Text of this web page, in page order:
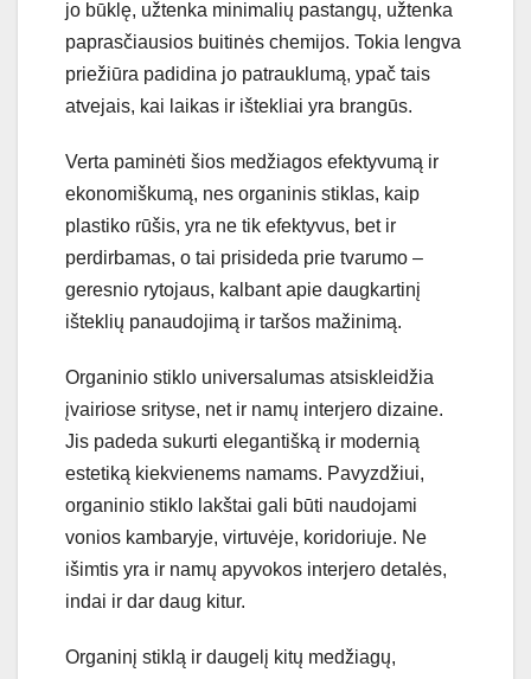
jo būklę, užtenka minimalių pastangų, užtenka
paprasčiausios buitinės chemijos. Tokia lengva
priežiūra padidina jo patrauklumą, ypač tais
atvejais, kai laikas ir ištekliai yra brangūs.
Verta paminėti šios medžiagos efektyvumą ir
ekonomiškumą, nes organinis stiklas, kaip
plastiko rūšis, yra ne tik efektyvus, bet ir
perdirbamas, o tai prisideda prie tvarumo –
geresnio rytojaus, kalbant apie daugkartinį
išteklių panaudojimą ir taršos mažinimą.
Organinio stiklo universalumas atsiskleidžia
įvairiose srityse, net ir namų interjero dizaine.
Jis padeda sukurti elegantišką ir modernią
estetiką kiekvienems namams. Pavyzdžiui,
organinio stiklo lakštai gali būti naudojami
vonios kambaryje, virtuvėje, koridoriuje. Ne
išimtis yra ir namų apyvokos interjero detalės,
indai ir dar daug kitur.
Organinį stiklą ir daugelį kitų medžiagų,